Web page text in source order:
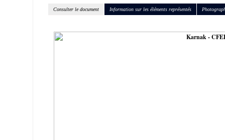
Consulter le document Information sur les éléments représentés